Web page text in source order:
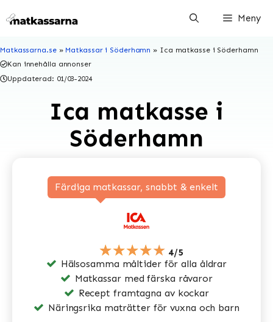
till
Meny
Matkassarna.se» Matkassar i Söderhamn » Ica matkasse i Söderhamn
Kan innehålla annonser
Uppdaterad: 01/03-2024
Ica matkasse i
Söderhamn
Färdiga matkassar, snabbt & enkelt
★★★★★ 4/5
Hälsosamma måltider för alla åldrar
Matkassar med färska råvaror
Recept framtagna av kockar
Näringsrika maträtter för vuxna och barn